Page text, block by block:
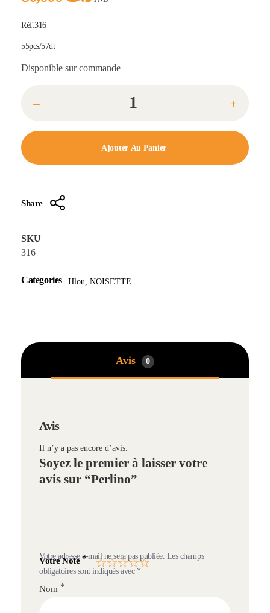
Réf:316
55pcs/57dt
Disponible sur commande
Ajouter Au Panier
Share
SKU
316
Categories Hlou, NOISETTE
Avis 0
Avis
Il n’y a pas encore d’avis.
Soyez le premier à laisser votre
avis sur “Perlino”
Votre adresse e-mail ne sera pas publiée. Les champs
obligatoires sont indiqués avec *
Nom *
Votre Note*